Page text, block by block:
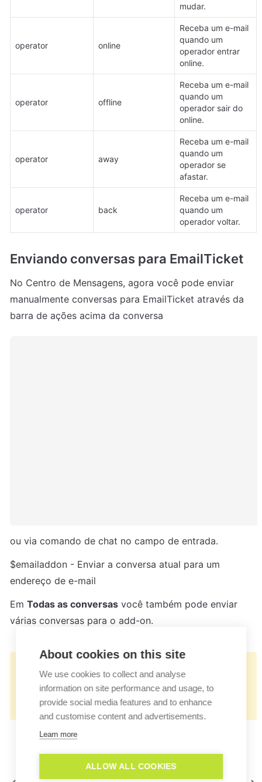
mudar.
operator online
Receba um e-mail
quando um
operador entrar
online.
operator offline
Receba um e-mail
quando um
operador sair do
online.
operator away
Receba um e-mail
quando um
operador se
afastar.
operator back
Receba um e-mail
quando um
operador voltar.
Enviando conversas para EmailTicket
No Centro de Mensagens, agora você pode enviar
manualmente conversas para EmailTicket através da
barra de ações acima da conversa
ou via comando de chat no campo de entrada.
$emailaddon - Enviar a conversa atual para um
endereço de e-mail
Em Todas as conversas você também pode enviar
várias conversas para o add-on.
https://docs.userlike.com/features/add-
ons/emailticket
About cookies on this site
We use cookies to collect and analyse
information on site performance and usage, to
provide social media features and to enhance
and customise content and advertisements.
Learn more
ALLOW ALL COOKIES